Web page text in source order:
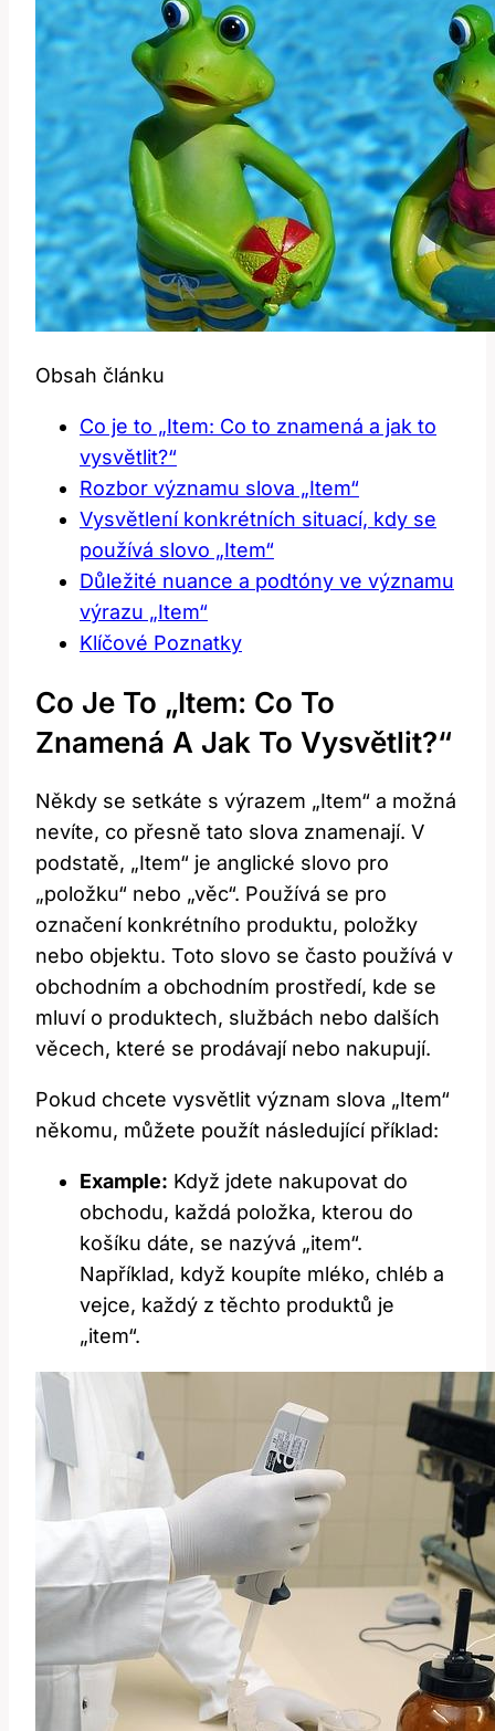
Obsah článku
Co je to „Item: Co to znamená a jak to
vysvětlit?“
Rozbor významu slova „Item“
Vysvětlení konkrétních situací, kdy se
používá slovo „Item“
Důležité nuance a podtóny ve významu
výrazu „Item“
Klíčové Poznatky
Co Je To „Item: Co To
Znamená A Jak To Vysvětlit?“
Někdy se setkáte s výrazem „Item“ a možná
nevíte, co přesně tato slova znamenají. V
podstatě, „Item“ je anglické slovo pro
„položku“ nebo „věc“. Používá se pro
označení konkrétního produktu, položky
nebo objektu. Toto slovo se často používá v
obchodním a obchodním prostředí, kde se
mluví o produktech, službách nebo dalších
věcech, které se prodávají nebo nakupují.
Pokud chcete vysvětlit význam slova „Item“
někomu, můžete použít následující příklad:
Example: Když jdete nakupovat do
obchodu, každá položka, kterou do
košíku dáte, se nazývá „item“.
Například, když koupíte mléko, chléb a
vejce, každý z těchto produktů je
„item“.